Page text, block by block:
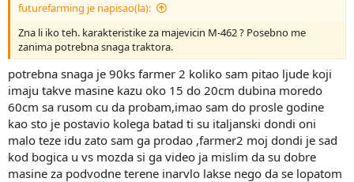
futurefarming je napisao(la):
Zna li iko teh. karakteristike za majevicin M-462 ? Posebno me
zanima potrebna snaga traktora.
potrebna snaga je 90ks farmer 2 koliko sam pitao ljude koji
imaju takve masine kazu oko 15 do 20cm dubina moredo
60cm sa rusom cu da probam,imao sam do prosle godine
kao sto je postavio kolega batad ti su italjanski dondi oni
malo teze idu zato sam ga prodao ,farmer2 moj dondi je sad
kod bogica u vs mozda si ga video ja mislim da su dobre
masine za podvodne terene inarvlo lakse nego da se lopatom